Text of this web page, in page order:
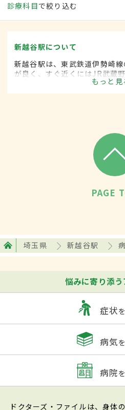
診療科目で絞り込む
新越谷駅について
新越谷駅は、東武鉄道伊勢崎
が良く、すぐ近くにはJR武蔵
日の平均乗降客は15万人近く
は第2位。駅周辺には飲食店が
もっと見
PAGE
埼玉県 新越谷駅
悩みに寄り添
症状
病気
病院
ドクターズ・ファイルは、身体